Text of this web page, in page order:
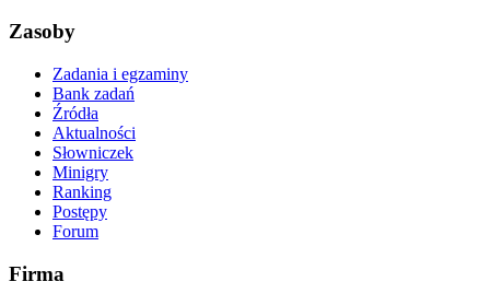
Zasoby
Zadania i egzaminy
Bank zadań
Źródła
Aktualności
Słowniczek
Minigry
Ranking
Postępy
Forum
Firma